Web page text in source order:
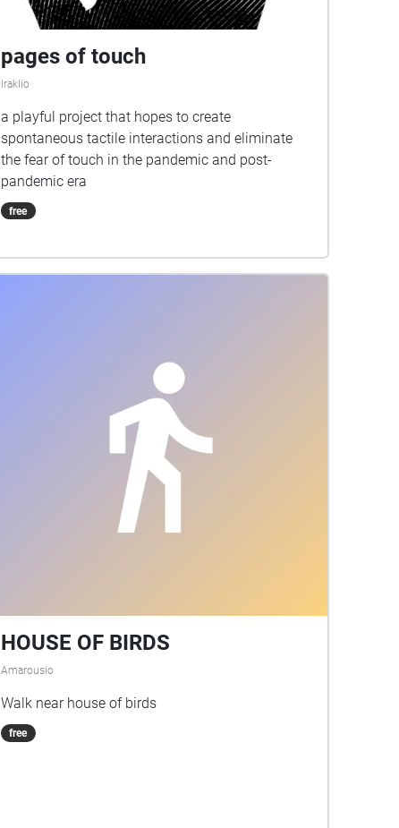
pages of touch
Iraklio
a playful project that hopes to create
spontaneous tactile interactions and eliminate
the fear of touch in the pandemic and post-
pandemic era
free
HOUSE OF BIRDS
Amarousio
Walk near house of birds
free